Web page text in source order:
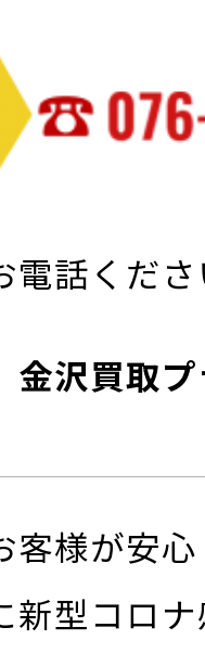
電話くだ
沢買取プ
客様が安
新型コロ